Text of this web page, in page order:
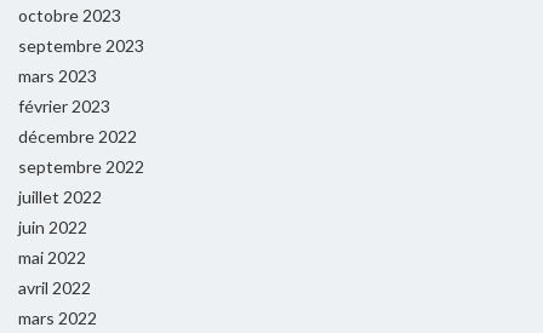
octobre 2023
septembre 2023
mars 2023
février 2023
décembre 2022
septembre 2022
juillet 2022
juin 2022
mai 2022
avril 2022
mars 2022